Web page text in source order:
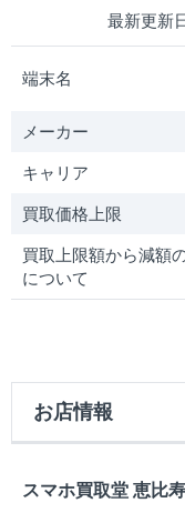
最新更新
端末名
メーカー
キャリア
買取価格上限
買取上限額から減額
について
お店情報
スマホ買取堂 恵比